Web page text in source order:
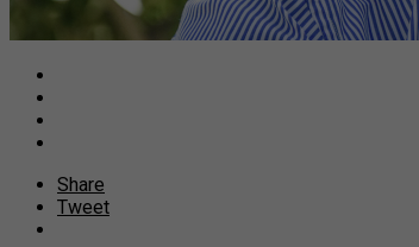
Share
Tweet